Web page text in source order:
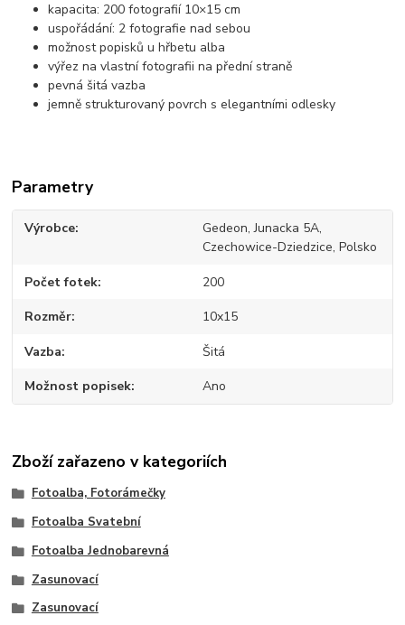
kapacita: 200 fotografií 10×15 cm
uspořádání: 2 fotografie nad sebou
možnost popisků u hřbetu alba
výřez na vlastní fotografii na přední straně
pevná šitá vazba
jemně strukturovaný povrch s elegantními odlesky
Parametry
Výrobce
Gedeon, Junacka 5A,
Czechowice-Dziedzice, Polsko
Počet fotek 200
Rozměr 10x15
Vazba Šitá
Možnost popisek Ano
Zboží zařazeno v kategoriích
Fotoalba, Fotorámečky
Fotoalba Svatební
Fotoalba Jednobarevná
Zasunovací
Zasunovací